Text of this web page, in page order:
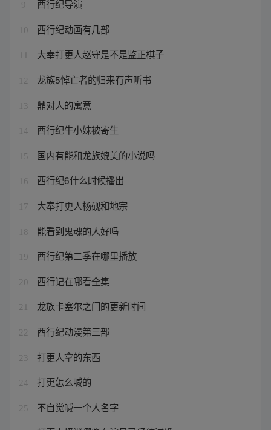
9 西行纪导演
10 西行纪动画有几部
大奉打更人赵守是不是监正棋子
12 龙族5悼亡者的归来有声听书
13 鼎对人的寓意
14 西行纪牛小妹被寄生
15 国内有能和龙族媲美的小说吗
16 西行纪6什么时候播出
17 大奉打更人杨砚和地宗
18 能看到鬼魂的人好吗
19 西行纪第二季在哪里播放
20 西行记在哪看全集
21 龙族卡塞尔之门的更新时间
22 西行纪动漫第三部
23 打更人拿的东西
24 打更怎么喊的
25 不自觉喊一个人名字